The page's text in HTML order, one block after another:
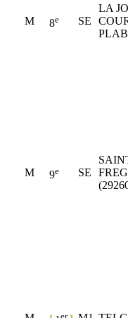
M 8e SE
LA
M 9e SE
er